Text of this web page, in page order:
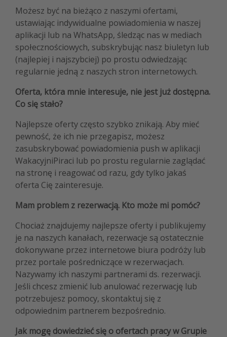
Możesz być na bieżąco z naszymi ofertami,
ustawiając indywidualne powiadomienia w naszej
aplikacji lub na WhatsApp, śledząc nas w mediach
społecznościowych, subskrybując nasz biuletyn lub
(najlepiej i najszybciej) po prostu odwiedzając
regularnie jedną z naszych stron internetowych.
Oferta, która mnie interesuje, nie jest już dostępna.
Co się stało?
Najlepsze oferty często szybko znikają. Aby mieć
pewność, że ich nie przegapisz, możesz
zasubskrybować powiadomienia push w aplikacji
WakacyjniPiraci lub po prostu regularnie zaglądać
na stronę i reagować od razu, gdy tylko jakaś
oferta Cię zainteresuje.
Mam problem z rezerwacją. Kto może mi pomóc?
Chociaż znajdujemy najlepsze oferty i publikujemy
je na naszych kanałach, rezerwacje są ostatecznie
dokonywane przez internetowe biura podróży lub
przez portale pośredniczące w rezerwacjach.
Nazywamy ich naszymi partnerami ds. rezerwacji.
Jeśli chcesz zmienić lub anulować rezerwację lub
potrzebujesz pomocy, skontaktuj się z
odpowiednim partnerem bezpośrednio.
Jak mogę dowiedzieć się o ofertach pracy w Grupie